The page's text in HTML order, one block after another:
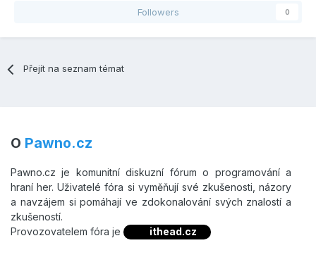
Followers 0
Přejít na seznam témat
O Pawno.cz
Pawno.cz je komunitní diskuzní fórum o programování a
hraní her. Uživatelé fóra si vyměňují své zkušenosti, názory
a navzájem si pomáhají ve zdokonalování svých znalostí a
zkušeností.
Provozovatelem fóra je
ithead.cz